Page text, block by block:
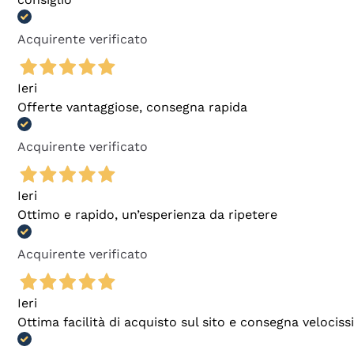
Acquirente verificato
Ieri
Offerte vantaggiose, consegna rapida
Acquirente verificato
Ieri
Ottimo e rapido, un’esperienza da ripetere
Acquirente verificato
Ieri
Ottima facilità di acquisto sul sito e consegna